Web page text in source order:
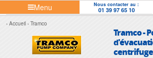
Menu Nous contacter au :
01 39 97 65 10
Accueil Tramco
Tramco -